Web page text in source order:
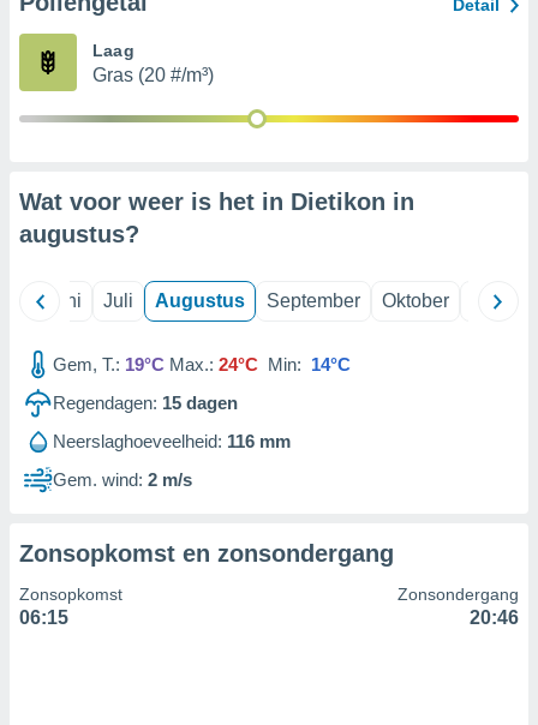
partners
Detail
Laag
Gras (20 #/m³)
Wat voor weer is het in Dietikon in
augustus?
Juni Juli Augustus September Oktober
Gem, T.: 19°C Max.: 24°C Min: 14°C
Regendagen: 15 dagen
Neerslaghoeveelheid: 116 mm
Gem. wind: 2 m/s
Zonsopkomst en zonsondergang
Zonsopkomst
06:15
Zonsondergang
20:46